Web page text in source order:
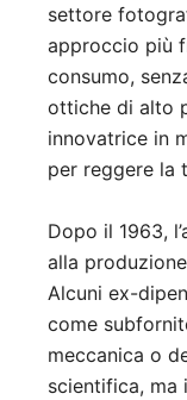
settore
approccio più
consumo,
ottiche di alto
innovatrice in
per reggere la
Dopo il 1963,
alla
Alcuni ex-
come
meccanica o
scientifica, ma